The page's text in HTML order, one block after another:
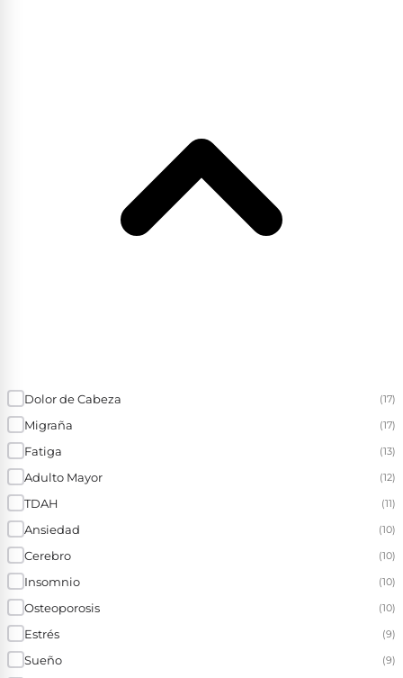
Dolor de Cabeza (17)
Migraña (17)
Fatiga (13)
Adulto Mayor (12)
TDAH (11)
Ansiedad (10)
Cerebro (10)
Insomnio (10)
Osteoporosis (10)
Estrés (9)
Sueño (9)